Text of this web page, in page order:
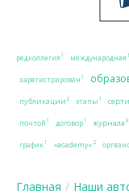
редколлегия 1 международная 1
зарегистрирован 1
публикации2 этапы 1
почтой 1 договор1 журнала3
график1 «academy»2
Главная / Наши